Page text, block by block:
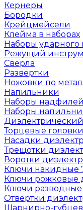
Кернеры
Бородки
Крейцмейсели
Клейма в наборах
Наборы ударного
Режущий
Сверла
Развертки
Ножовки по
Напильники
Наборы надфилей
Наборы
Торцевые
Насадки
Трещотки
Воротки
Ключи накидные
Ключи рожковые
Ключи
Отвертки
Шарнирно-